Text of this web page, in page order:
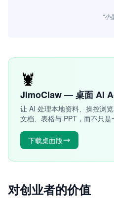
“小
🦞
JimoClaw — 桌面 AI
让 AI 处理本地资料、操控浏
文档、表格与 PPT，而不只是
下载桌面版
对创业者的价值